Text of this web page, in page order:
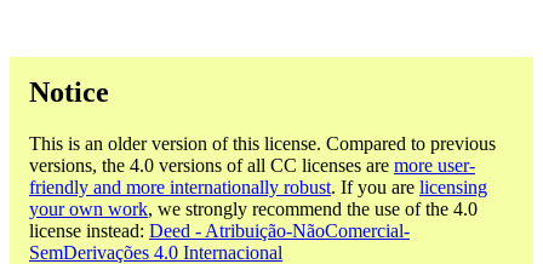
Notice
This is an older version of this license. Compared to previous
versions, the 4.0 versions of all CC licenses are more user-
friendly and more internationally robust. If you are licensing
your own work, we strongly recommend the use of the 4.0
license instead: Deed - Atribuição-NãoComercial-
SemDerivações 4.0 Internacional